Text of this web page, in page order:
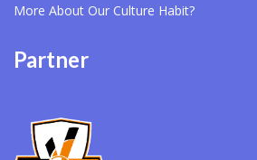
More About Our Culture Habit?
Partner